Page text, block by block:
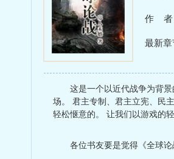
作 者
最新章
这是一个以近代战争为背
场。 君主专制、君主立宪、民
轻松惬意的。 让我们以游戏的
各位书友要是觉得《全球